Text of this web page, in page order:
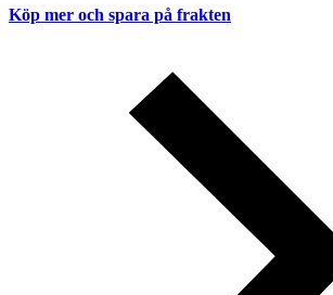
Köp mer och spara på frakten